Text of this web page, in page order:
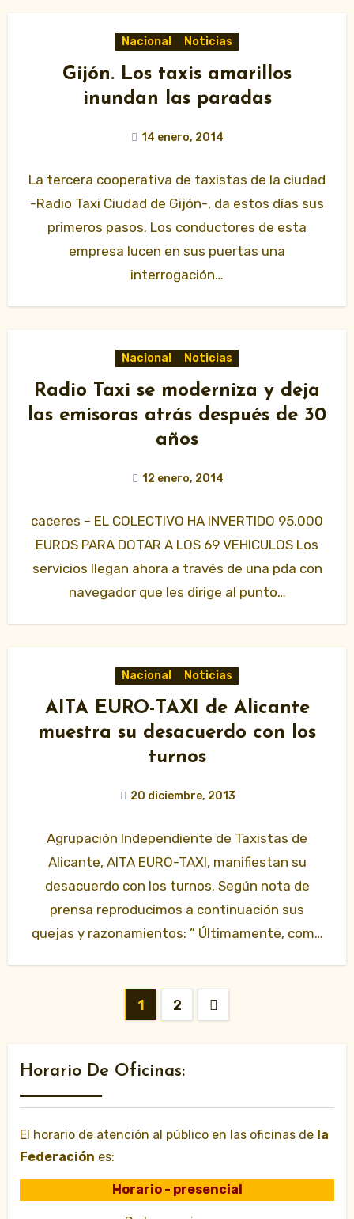
Nacional Noticias
Gijón. Los taxis amarillos
inundan las paradas
14 enero, 2014
La tercera cooperativa de taxistas de la ciudad
-Radio Taxi Ciudad de Gijón-, da estos días sus
primeros pasos. Los conductores de esta
empresa lucen en sus puertas una
interrogación…
Nacional Noticias
Radio Taxi se moderniza y deja
las emisoras atrás después de 30
años
12 enero, 2014
caceres – EL COLECTIVO HA INVERTIDO 95.000
EUROS PARA DOTAR A LOS 69 VEHICULOS Los
servicios llegan ahora a través de una pda con
navegador que les dirige al punto…
Nacional Noticias
AITA EURO-TAXI de Alicante
muestra su desacuerdo con los
turnos
20 diciembre, 2013
Agrupación Independiente de Taxistas de
Alicante, AITA EURO-TAXI, manifiestan su
desacuerdo con los turnos. Según nota de
prensa reproducimos a continuación sus
quejas y razonamientos: ” Últimamente, como
Paginación
entradas
1 2
Horario De Oficinas:
El horario de atención al público en las oficinas de la
Federación es:
Horario - presencial